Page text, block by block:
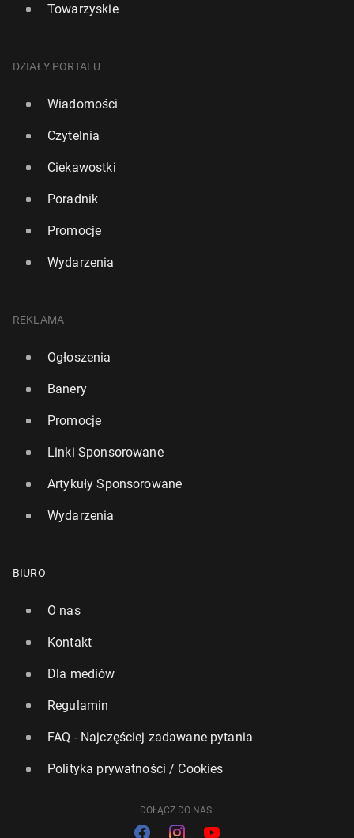
Towarzyskie
DZIAŁY PORTALU
Wiadomości
Czytelnia
Ciekawostki
Poradnik
Promocje
Wydarzenia
REKLAMA
Ogłoszenia
Banery
Promocje
Linki Sponsorowane
Artykuły Sponsorowane
Wydarzenia
BIURO
O nas
Kontakt
Dla mediów
Regulamin
FAQ - Najczęściej zadawane pytania
Polityka prywatności / Cookies
DOŁĄCZ DO NAS: